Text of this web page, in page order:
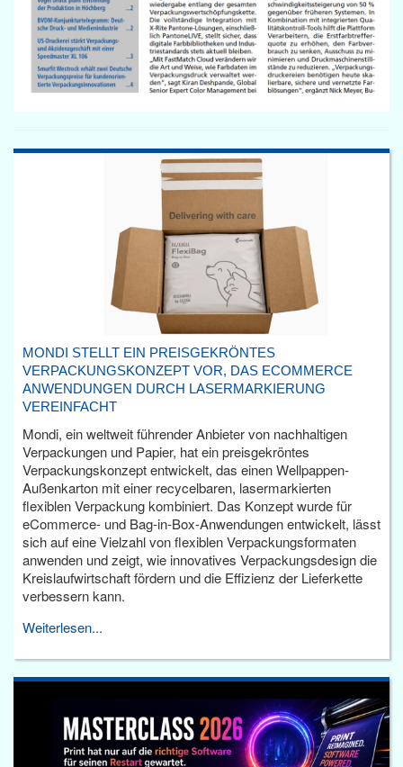
MONDI STELLT EIN PREISGEKRÖNTES
VERPACKUNGSKONZEPT VOR, DAS ECOMMERCE
ANWENDUNGEN DURCH LASERMARKIERUNG
VEREINFACHT
Mondi, ein weltweit führender Anbieter von nachhaltigen
Verpackungen und Papier, hat ein preisgekröntes
Verpackungskonzept entwickelt, das einen Wellpappen-
Außenkarton mit einer recycelbaren, lasermarkierten
flexiblen Verpackung kombiniert. Das Konzept wurde für
eCommerce- und Bag-in-Box-Anwendungen entwickelt, lässt
sich auf eine Vielzahl von flexiblen Verpackungsformaten
anwenden und zeigt, wie innovatives Verpackungsdesign die
Kreislaufwirtschaft fördern und die Effizienz der Lieferkette
verbessern kann.
Weiterlesen...